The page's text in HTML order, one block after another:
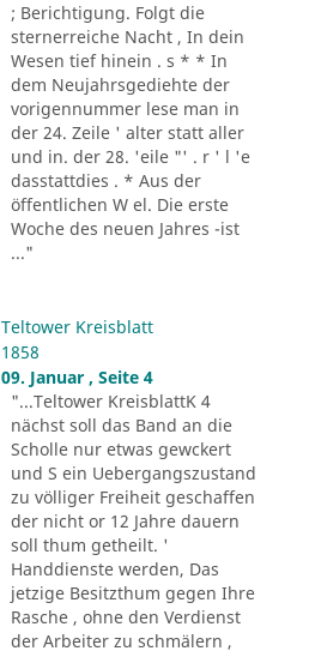
; Berichtigung. Folgt die
sternerreiche Nacht , In dein
Wesen tief hinein . s * * In
dem Neujahrsgediehte der
vorigennummer lese man in
der 24. Zeile ' alter statt aller
und in. der 28. 'eile "' . r ' l 'e
dasstattdies . * Aus der
öffentlichen W el. Die erste
Woche des neuen Jahres -ist
..."
Teltower Kreisblatt
1858
09. Januar , Seite 4
"...Teltower KreisblattK 4
nächst soll das Band an die
Scholle nur etwas gewckert
und S ein Uebergangszustand
zu völliger Freiheit geschaffen
der nicht or 12 Jahre dauern
soll thum getheilt. '
Handdienste werden, Das
jetzige Besitzthum gegen Ihre
Rasche , ohne den Verdienst
der Arbeiter zu schmälern ,